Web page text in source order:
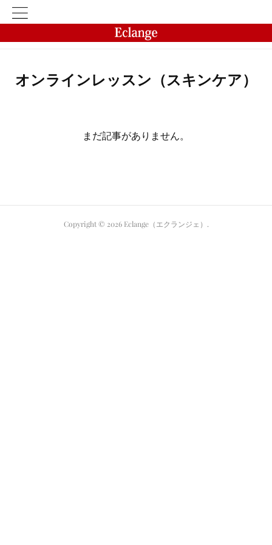
オンラインレッスン（スキンケア）
まだ記事がありません。
Copyright © 2026 Eclange（エクランジェ） .